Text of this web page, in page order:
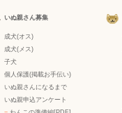
いぬ親さん募集
成犬(オス)
成犬(メス)
子犬
個人保護(掲載お手伝い)
いぬ親さんになるまで
いぬ親申込アンケート